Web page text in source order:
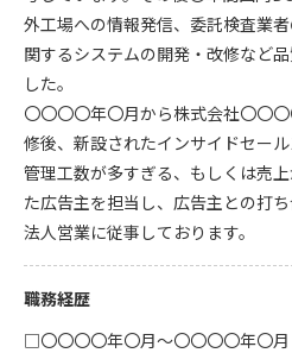
外工場への情報発信、委託検査業
関するシステムの開発・改修など
した。
〇〇〇〇年〇月から株式会社〇〇
修後、新設されたインサイドセー
管理工数が多すぎる、もしくは売
た広告主を担当し、広告主との打
法人営業に従事しております。
職務経歴
□〇〇〇〇年〇月～〇〇〇〇年〇